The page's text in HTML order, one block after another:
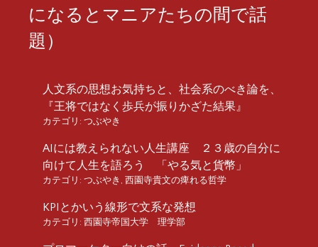
になるとマニアたちの間で話
題）
人文系の思想お気持ちと、社会系のべき論を、
『王将ではなく歩兵が振りかざた結果』
カテゴリ: つぶやき
AIには教えられない人生講座 ２３歳の自分に
向けて人生を語ろう 「やる気と貨幣」
カテゴリ: つぶやき , 西園寺貴文の痺れる哲学
KPIとかいう線形で文系な発想
カテゴリ: 西園寺帝国大学 理学部